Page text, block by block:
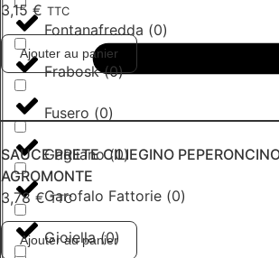
Fontanafredda (0)
Frabosk(0)
Fusero (0)
Gagliano(0)
Garofalo Fattorie (0)
Gioiella(0)
3,15 € TTC
Ajouter au panier
SAUCE PRETE CILIEGINO
AGROMONTE
3,78€ TTC
Ajouter au panier